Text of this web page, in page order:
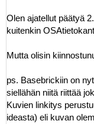
Olen ajatellut päätyä
kuitenkin
Mutta olisin
ps. Basebrickiin on
siellähän niitä riittää
Kuvien linkitys
ideasta) eli kuvan